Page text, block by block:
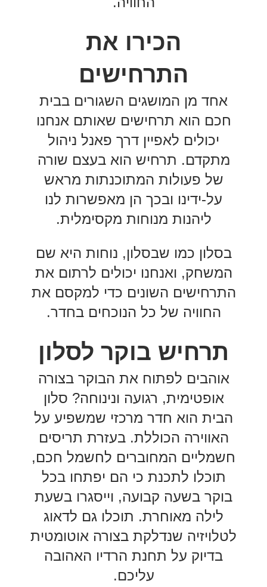
הכירו את
התרחישים
אחד מן המושגים השגורים בבית
חכם הוא תרחישים שאותם אנחנו
יכולים לאפיין דרך פאנל ניהול
מתקדם. תרחיש הוא בעצם שורה
של פעולות המתוכנתות מראש
על-ידינו ובכך הן מאפשרות לנו
ליהנות מנוחות מקסימלית.
בסלון כמו שבסלון, נוחות היא שם
המשחק, ואנחנו יכולים לרתום את
התרחישים השונים כדי למקסם את
החוויה של כל הנוכחים בחדר.
תרחיש בוקר לסלון
אוהבים לפתוח את הבוקר בצורה
אופטימית, רגועה ונינוחה? סלון
הבית הוא חדר מרכזי שמשפיע על
האווירה הכוללת. בעזרת תריסים
חשמליים המחוברים לחשמל חכם,
תוכלו לתכנת כי הם יפתחו בכל
בוקר בשעה קבועה, וייסגרו בשעת
לילה מאוחרת. תוכלו גם לדאוג
לטלויזיה שנדלקת בצורה אוטומטית
בדיוק על תחנת הרדיו האהובה
עליכם.